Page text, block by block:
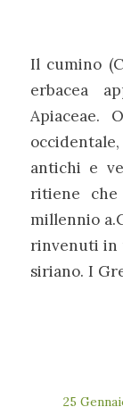
Il cumino
erbacea
Apiaceae.
antichi e
ritiene
millennio
rinvenuti in
siriano. I
25